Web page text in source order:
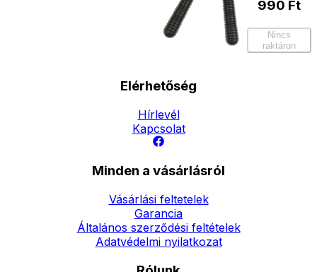
990 Ft
Nincs
raktáron
Elérhetőség
Hírlevél
Kapcsolat
Minden a vásárlásról
Vásárlási feltetelek
Garancia
Általános szerződési feltételek
Adatvédelmi nyilatkozat